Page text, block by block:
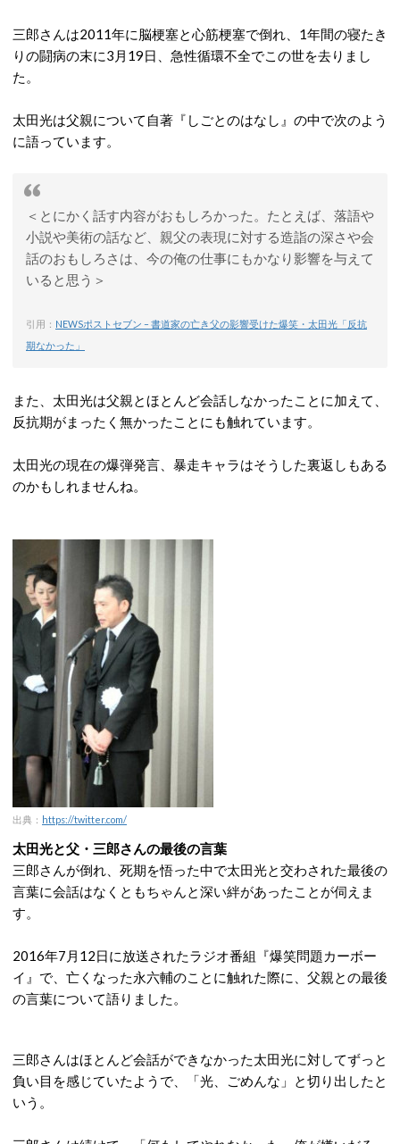
三郎さんは2011年に脳梗塞と心筋梗塞で倒れ、1年間の寝たき
りの闘病の末に3月19日、急性循環不全でこの世を去りまし
た。
太田光は父親について自著『しごとのはなし』の中で次のよう
に語っています。
＜とにかく話す内容がおもしろかった。たとえば、落語や
小説や美術の話など、親父の表現に対する造詣の深さや会
話のおもしろさは、今の俺の仕事にもかなり影響を与えて
いると思う＞
引用： NEWSポストセブン – 書道家の亡き父の影響受けた爆笑・太田光「反抗
期なかった」
また、太田光は父親とほとんど会話しなかったことに加えて、
反抗期がまったく無かったことにも触れています。
太田光の現在の爆弾発言、暴走キャラはそうした裏返しもある
のかもしれませんね。
出典： https://twitter.com/
太田光と父・三郎さんの最後の言葉
三郎さんが倒れ、死期を悟った中で太田光と交わされた最後の
言葉に会話はなくともちゃんと深い絆があったことが伺えま
す。
2016年7月12日に放送されたラジオ番組『爆笑問題カーボー
イ』で、亡くなった永六輔のことに触れた際に、父親との最後
の言葉について語りました。
三郎さんはほとんど会話ができなかった太田光に対してずっと
負い目を感じていたようで、「光、ごめんな」と切り出したと
いう。